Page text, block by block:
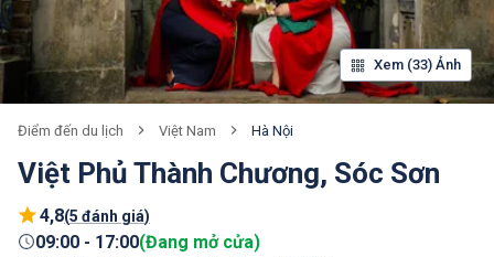
Xem (33) Ảnh
Điểm đến du lịch Việt Nam Hà Nội
Việt Phủ Thành Chương, Sóc Sơn
4,8(5 đánh giá)
09:00 - 17:00(Đang mở cửa)